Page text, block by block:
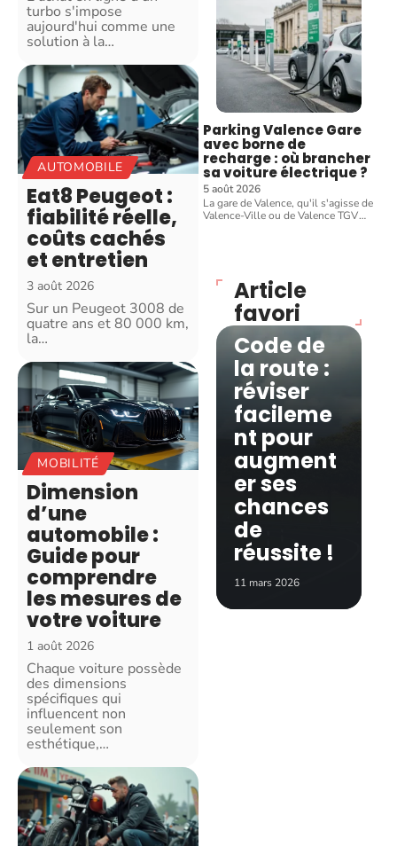
turbo s'impose
aujourd'hui comme une
solution à la…
AUTOMOBILE
Eat8 Peugeot :
fiabilité réelle,
coûts cachés
et entretien
3 août 2026
Sur un Peugeot 3008 de
quatre ans et 80 000 km,
la…
MOBILITÉ
Dimension
d’une
automobile :
Guide pour
comprendre
les mesures de
votre voiture
1 août 2026
Chaque voiture possède
des dimensions
spécifiques qui
influencent non
seulement son
esthétique,…
Parking Valence Gare
avec borne de
recharge : où brancher
sa voiture électrique ?
5 août 2026
La gare de Valence, qu'il s'agisse de
Valence-Ville ou de Valence TGV…
Article
favori
MOBILITÉ
Code de
la route :
réviser
facileme
nt pour
augment
er ses
chances
de
réussite !
11 mars 2026